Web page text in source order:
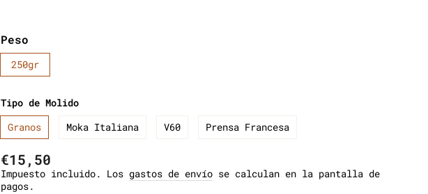
Peso
250gr
Tipo de Molido
Granos
Moka Italiana V60 Prensa Francesa
Precio
habitual
€15,50
Impuesto incluido. Los gastos de envío se calculan en la pantalla de
pagos.